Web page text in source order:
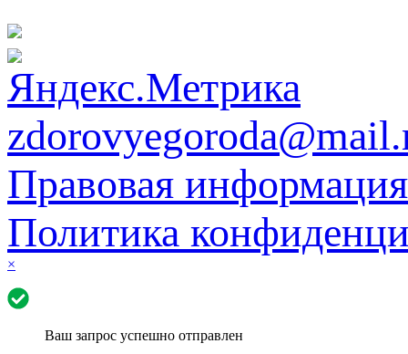
Правовая информация
Политика
×
Ваш запрос успешно отправлен